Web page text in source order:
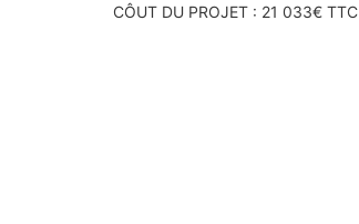
CÔUT DU PROJET : 21 033€ TTC